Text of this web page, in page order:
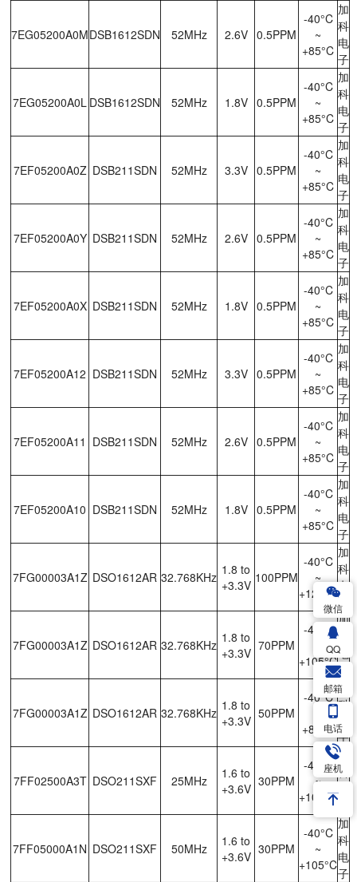
7EG05200A0MDSB1612SDN 52MHz 2.6V 0.5PPM
-40°C
~
+85°C
加
科
电
子
7EG05200A0L DSB1612SDN 52MHz 1.8V 0.5PPM
-40°C
~
+85°C
加
科
电
子
7EF05200A0Z DSB211SDN 52MHz 3.3V 0.5PPM
-40°C
~
+85°C
加
科
电
子
7EF05200A0Y DSB211SDN 52MHz 2.6V 0.5PPM
-40°C
~
+85°C
加
科
电
子
7EF05200A0X DSB211SDN 52MHz 1.8V 0.5PPM
-40°C
~
+85°C
加
科
电
子
7EF05200A12 DSB211SDN 52MHz 3.3V 0.5PPM
-40°C
~
+85°C
加
科
电
子
7EF05200A11 DSB211SDN 52MHz 2.6V 0.5PPM
-40°C
~
+85°C
加
科
电
子
7EF05200A10 DSB211SDN 52MHz 1.8V 0.5PPM
-40°C
~
+85°C
加
科
电
子
7FG00003A1Z DSO1612AR 32.768KHz 1.8 to
+3.3V 100PPM
-40°C
~
+125°C
加
科
电
子
7FG00003A1Z DSO1612AR 32.768KHz 1.8 to
+3.3V 70PPM
-40°C
+105°C
加
科
电
子
7FG00003A1Z DSO1612AR 32.768KHz 1.8 to
+3.3V 50PPM
-40°C
+85°C
加
科
电
子
7FF02500A3T DSO211SXF 25MHz
1.6 to
+3.6V 30PPM
-40°C
~
+105°C
加
科
电
7FF05000A1N DSO211SXF 50MHz
1.6 to
+3.6V 30PPM
-40°C
~
+105°C
加
科
电
子
微信
QQ
邮箱
电话
座机